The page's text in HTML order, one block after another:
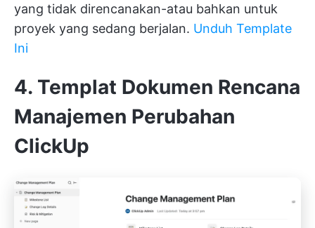
yang tidak direncanakan-atau bahkan untuk
proyek yang sedang berjalan. Unduh Template
Ini
4. Templat Dokumen Rencana
Manajemen Perubahan
ClickUp